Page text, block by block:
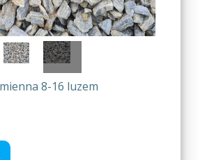
8-16 luzem